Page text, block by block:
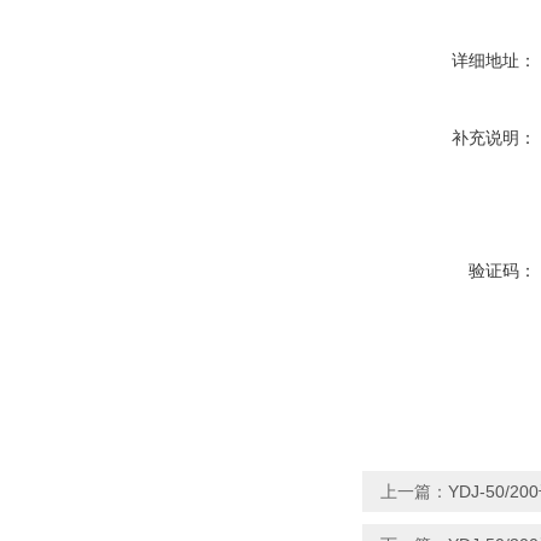
详细地址：
补充说明：
验证码：
上一篇： YDJ-50/